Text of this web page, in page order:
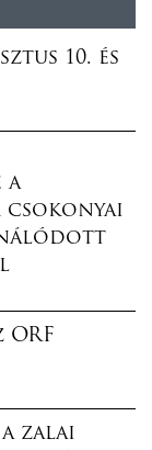
10. és
a
ORF
zalai